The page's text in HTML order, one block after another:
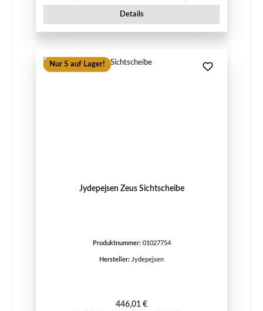
Details
Nur 5 auf Lager!
Jydepejsen Zeus Sichtscheibe
Produktnummer: 01027754
Hersteller: Jydepejsen
Regulärer Preis:
446,01 €